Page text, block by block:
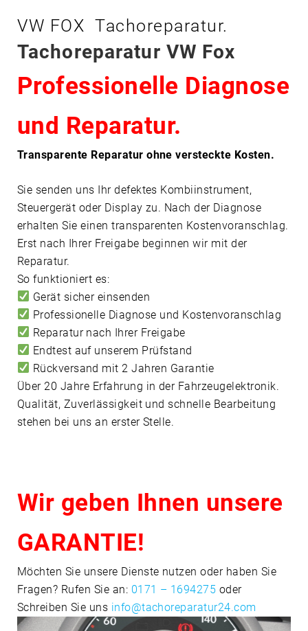
VW FOX Tachoreparatur.
Tachoreparatur VW Fox
Professionelle Diagnose
und Reparatur.
Transparente Reparatur ohne versteckte Kosten.
Sie senden uns Ihr defektes Kombiinstrument,
Steuergerät oder Display zu. Nach der Diagnose
erhalten Sie einen transparenten Kostenvoranschlag.
Erst nach Ihrer Freigabe beginnen wir mit der
Reparatur.
So funktioniert es:
Gerät sicher einsenden
Professionelle Diagnose und Kostenvoranschlag
Reparatur nach Ihrer Freigabe
Endtest auf unserem Prüfstand
Rückversand mit 2 Jahren Garantie
Über 20 Jahre Erfahrung in der Fahrzeugelektronik.
Qualität, Zuverlässigkeit und schnelle Bearbeitung
stehen bei uns an erster Stelle.
Wir geben Ihnen unsere
GARANTIE!
Möchten Sie unsere Dienste nutzen oder haben Sie
Fragen? Rufen Sie an: 0171 – 1694275 oder
Schreiben Sie uns info@tachoreparatur24.com